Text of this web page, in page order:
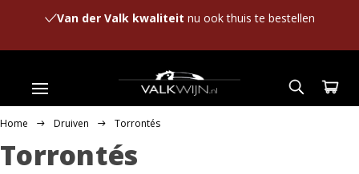
Van der Valk kwaliteit nu ook thuis te bestellen
Home Druiven Torrontés
Torrontés